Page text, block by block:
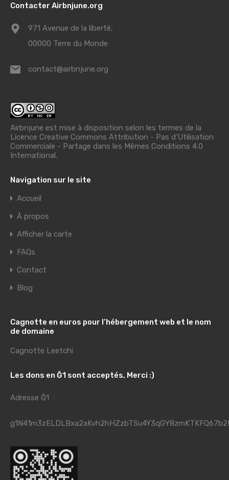
Contacter Airbnjune.org
971 Avenue de la liberté,
00000 Terre du Monde
contact@airbnjune.org
Airbnjune est mise à disposition selon les termes de la
Licence Creative Commons Attribution - Pas d’Utilisation
Commerciale - Partage dans les Mêmes Conditions 4.0
International.
Navigation sur le site
Accueil
À propos
Afficher la carte
FAQs
Contact
Blog
Cagnotte en euros pour l’hébergement web et le nom
de domaine
Cagnotte Leetchi
Les dons en Ğ1 sont acceptés, Merci :)
Adresse Ğ1 :